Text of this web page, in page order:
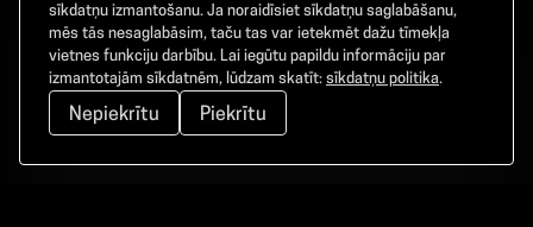
©2026GAMMA. Visas tiesības aizsargātas.
sīkdatņu izmantošanu. Ja noraidīsiet sīkdatņu saglabāšanu,
mēs tās nesaglabāsim, taču tas var ietekmēt dažu tīmekļa
vietnes funkciju darbību. Lai iegūtu papildu informāciju par
izmantotajām sīkdatnēm, lūdzam skatīt: sīkdatņu politika.
Nepiekrītu Piekrītu